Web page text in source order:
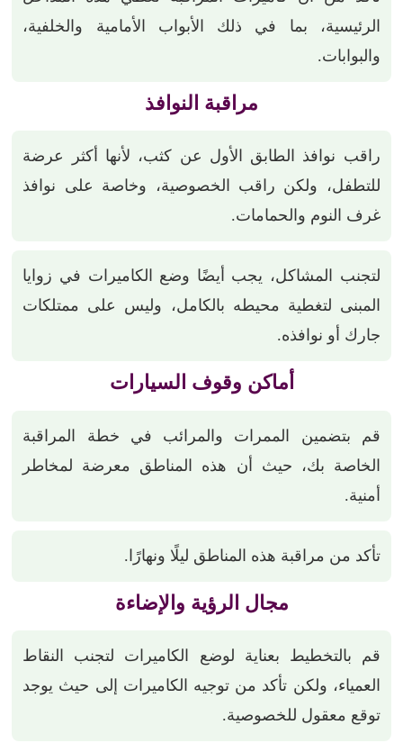
الرئيسية، بما في ذلك الأبواب الأمامية والخلفية،
والبوابات.
مراقبة النوافذ
راقب نوافذ الطابق الأول عن كثب، لأنها أكثر عرضة
للتطفل، ولكن راقب الخصوصية، وخاصة على نوافذ
غرف النوم والحمامات.
لتجنب المشاكل، يجب أيضًا وضع الكاميرات في زوايا
المبنى لتغطية محيطه بالكامل، وليس على ممتلكات
جارك أو نوافذه.
أماكن وقوف السيارات
قم بتضمين الممرات والمرائب في خطة المراقبة
الخاصة بك، حيث أن هذه المناطق معرضة لمخاطر
أمنية.
تأكد من مراقبة هذه المناطق ليلًا ونهارًا.
مجال الرؤية والإضاءة
قم بالتخطيط بعناية لوضع الكاميرات لتجنب النقاط
العمياء، ولكن تأكد من توجيه الكاميرات إلى حيث يوجد
توقع معقول للخصوصية.